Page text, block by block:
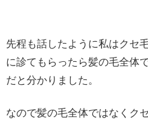
先程も話したように私はクセ
に診てもらったら髪の毛全体
だと分かりました。
なので髪の毛全体ではなくク